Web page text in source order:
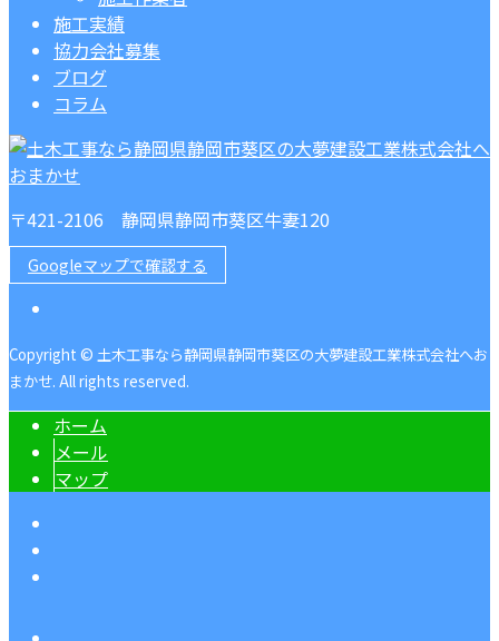
施工実績
協力会社募集
ブログ
コラム
〒421-2106 静岡県静岡市葵区牛妻120
Googleマップで確認する
Copyright © 土木工事なら静岡県静岡市葵区の大夢建設工業株式会社へお
まかせ. All rights reserved.
ホーム
メール
マップ